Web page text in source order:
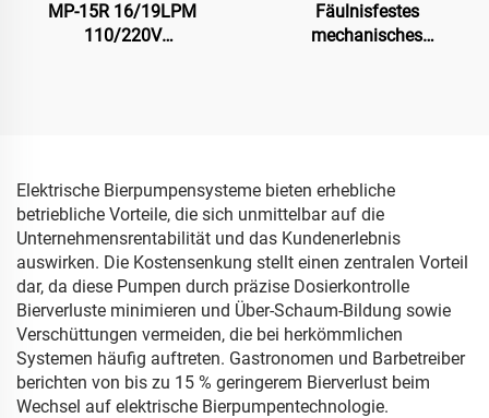
MP-15R 16/19LPM
110/220V
Fäulnisfestes
mechanisches
Elektrische Bierpumpensysteme bieten erhebliche
betriebliche Vorteile, die sich unmittelbar auf die
Unternehmensrentabilität und das Kundenerlebnis
auswirken. Die Kostensenkung stellt einen zentralen Vorteil
dar, da diese Pumpen durch präzise Dosierkontrolle
Bierverluste minimieren und Über-Schaum-Bildung sowie
Verschüttungen vermeiden, die bei herkömmlichen
Systemen häufig auftreten. Gastronomen und Barbetreiber
berichten von bis zu 15 % geringerem Bierverlust beim
Wechsel auf elektrische Bierpumpentechnologie.